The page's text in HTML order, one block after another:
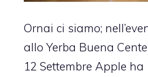
Ornai ci siamo;
allo Yerba Buena
12 Settembre Apple ha